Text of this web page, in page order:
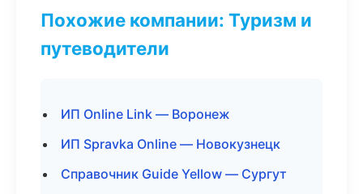
Похожие компании: Туризм и
путеводители
ИП Online Link — Воронеж
ИП Spravka Online — Новокузнецк
Справочник Guide Yellow — Сургут